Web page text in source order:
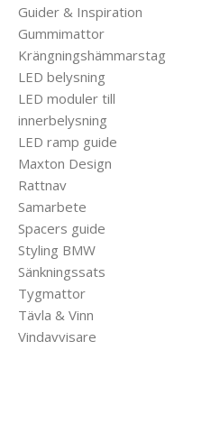
Guider & Inspiration
Gummimattor
Krängningshämmarstag
LED belysning
LED moduler till
innerbelysning
LED ramp guide
Maxton Design
Rattnav
Samarbete
Spacers guide
Styling BMW
Sänkningssats
Tygmattor
Tävla & Vinn
Vindavvisare